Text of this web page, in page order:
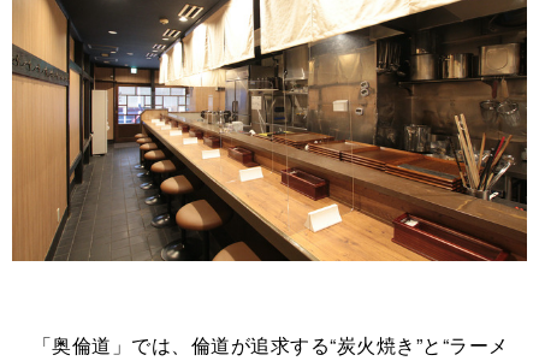
「奥倫道」では、倫道が追求する“炭火焼き”と“ラーメ